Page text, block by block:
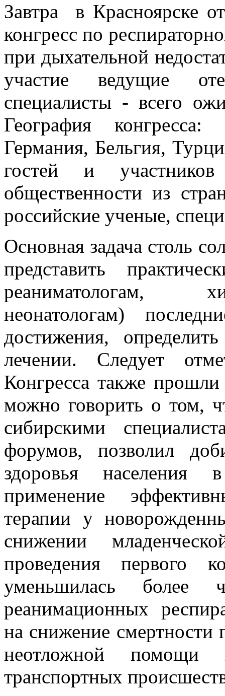
Завтра в Красноярске
конгресс по
при дыхательной
участие ведущие
специалисты - всего
География
Германия, Бельгия,
гостей и
общественности из
российские ученые,
Основная задача столь
представить
реаниматологам,
неонатологам)
достижения,
лечении. Следует
Конгресса также
можно говорить о том,
сибирскими
форумов, позволил
здоровья населения
применение
терапии у
снижении
проведения первого
уменьшилась
реанимационных
на снижение смертности
неотложной помощи
транспортных